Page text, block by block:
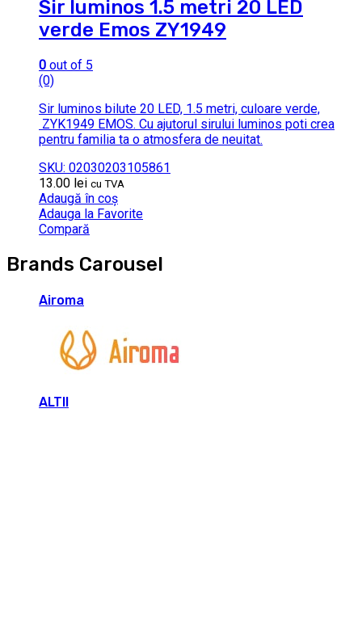
Sir luminos 1.5 metri 20 LED
verde Emos ZY1949
0 out of 5
(0)
Sir luminos bilute 20 LED, 1.5 metri, culoare verde,
ZYK1949 EMOS. Cu ajutorul sirului luminos poti crea
pentru familia ta o atmosfera de neuitat.
SKU: 02030203105861
13.00 lei cu TVA
Adaugă în coș
Adauga la Favorite
Compară
Brands Carousel
Airoma
ALTII